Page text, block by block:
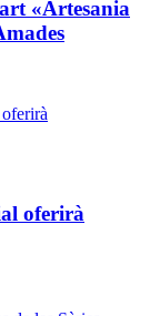
«Artesania
oferirà